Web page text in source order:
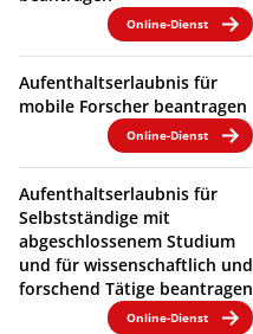
Online-Dienst
Aufenthaltserlaubnis für
mobile Forscher beantragen
Online-Dienst
Aufenthaltserlaubnis für
Selbstständige mit
abgeschlossenem Studium
und für wissenschaftlich und
forschend Tätige beantragen
Online-Dienst